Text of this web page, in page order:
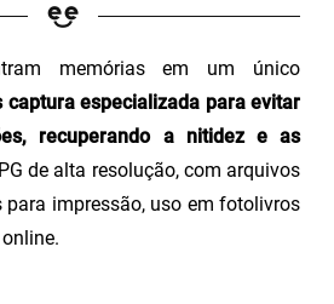
memórias em um único
captura especializada para evitar
recuperando a nitidez e as
de alta resolução, com arquivos
para impressão, uso em fotolivros